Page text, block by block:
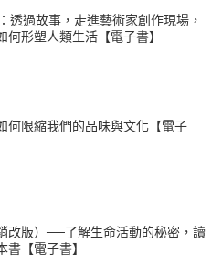
胡慕情採訪2023年飛龍瀑布山難事
與者的生命故事。
，人與山的關係。
追求，生死哲學的深思。
透過故事，走進藝術家創作現場，
何形塑人類生活【電子書】
何限縮我們的品味與文化【電子
改版）──了解生命活動的秘密，讀
【電子書】